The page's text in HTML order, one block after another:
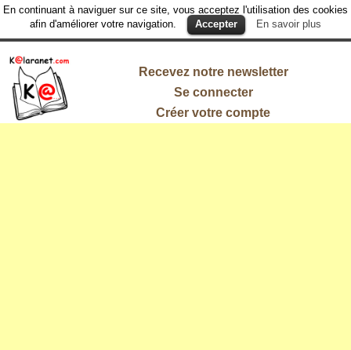
En continuant à naviguer sur ce site, vous acceptez l'utilisation des cookies
afin d'améliorer votre navigation.
Accepter En savoir plus
Recevez notre newsletter
Se connecter
Créer votre compte